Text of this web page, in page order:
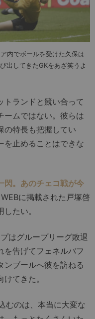
内でボールを受けた久保は
出してきたGKをあざ笑うよ
ランドと競い合って
ームではない。彼らは
の特長も把握してい
を止めることはできな
閃。あのチェコ戦が今
に掲載された戸塚啓
たい。
はグループリーグ敗退
を告げてフェネルバフ
ンブールへ彼を訪ねる
てきた。
むのは、本当に大変な